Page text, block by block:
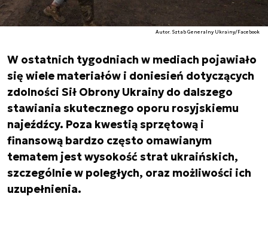
Autor. Sztab Generalny Ukrainy/Facebook
W ostatnich tygodniach w mediach pojawiało
się wiele materiałów i doniesień dotyczących
zdolności Sił Obrony Ukrainy do dalszego
stawiania skutecznego oporu rosyjskiemu
najeźdźcy. Poza kwestią sprzętową i
finansową bardzo często omawianym
tematem jest wysokość strat ukraińskich,
szczególnie w poległych, oraz możliwości ich
uzupełnienia.